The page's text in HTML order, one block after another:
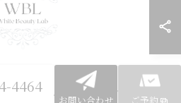
4464
お問い合わせ ご予約
Beauty Lab ALL RIGHTS RESERVED.